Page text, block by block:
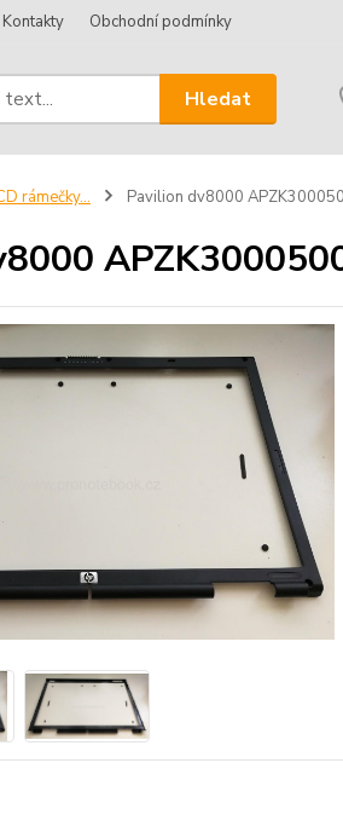
Kontakty Obchodní podmínky
Hledat
rámečky... Pavilion dv8000